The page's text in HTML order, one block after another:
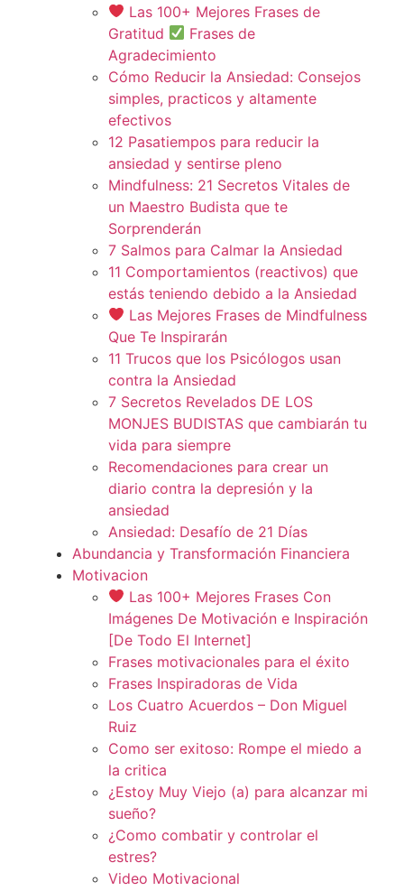
Las 100+ Mejores Frases de
Gratitud
Frases de
Agradecimiento
Cómo Reducir la Ansiedad: Consejos
simples, practicos y altamente
efectivos
12 Pasatiempos para reducir la
ansiedad y sentirse pleno
Mindfulness: 21 Secretos Vitales de
un Maestro Budista que te
Sorprenderán
7 Salmos para Calmar la Ansiedad
11 Comportamientos (reactivos) que
estás teniendo debido a la Ansiedad
Las Mejores Frases de Mindfulness
Que Te Inspirarán
11 Trucos que los Psicólogos usan
contra la Ansiedad
7 Secretos Revelados DE LOS
MONJES BUDISTAS que cambiarán tu
vida para siempre
Recomendaciones para crear un
diario contra la depresión y la
ansiedad
Ansiedad: Desafío de 21 Días
Abundancia y Transformación Financiera
Motivacion
Las 100+ Mejores Frases Con
Imágenes De Motivación e Inspiración
[De Todo El Internet]
Frases motivacionales para el éxito
Frases Inspiradoras de Vida
Los Cuatro Acuerdos – Don Miguel
Ruiz
Como ser exitoso: Rompe el miedo a
la critica
¿Estoy Muy Viejo (a) para alcanzar mi
sueño?
¿Como combatir y controlar el
estres?
Video Motivacional